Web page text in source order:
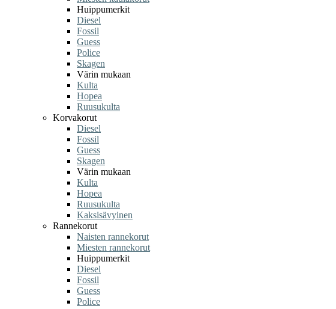
Huippumerkit
Diesel
Fossil
Guess
Police
Skagen
Värin mukaan
Kulta
Hopea
Ruusukulta
Korvakorut
Diesel
Fossil
Guess
Skagen
Värin mukaan
Kulta
Hopea
Ruusukulta
Kaksisävyinen
Rannekorut
Naisten rannekorut
Miesten rannekorut
Huippumerkit
Diesel
Fossil
Guess
Police